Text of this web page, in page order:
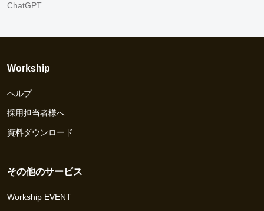
ChatGPT
Workship
ヘルプ
採用担当者様へ
資料ダウンロード
その他のサービス
Workship EVENT